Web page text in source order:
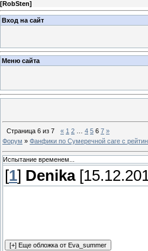
[RobSten]
Вход на сайт
Меню сайта
Страница 6 из 7 « 1 2 4 5 6 7 »
Форум » Фанфики по Сумеречной саге с
Испытание временем...
[1] Denika